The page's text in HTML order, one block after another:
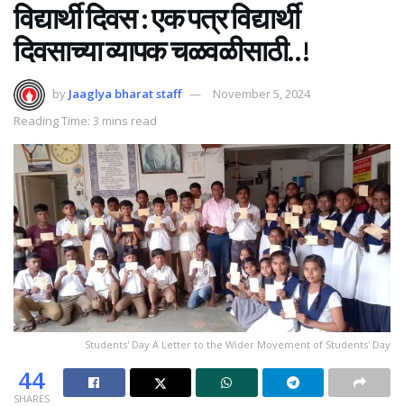
विद्यार्थी दिवस : एक पत्र विद्यार्थी
दिवसाच्या व्यापक चळवळीसाठी..!
by Jaaglya bharat staff
November 5, 2024
Reading Time: 3 mins read
Students' Day A Letter to the Wider Movement of Students' Day
44
SHARES